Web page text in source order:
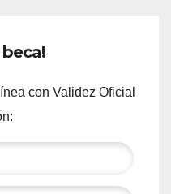
con Validez Oficial